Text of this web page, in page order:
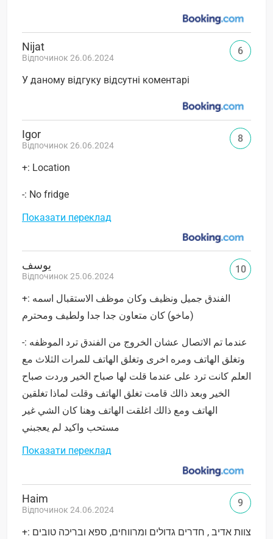
Nijat
Відпочинок 26.06.2024
У даному відгуку відсутні коментарі
6
Igor
Відпочинок 26.06.2024
+: Location
-: No fridge
Показати переклад
8
يوسف
Відпочинок 25.06.2024
+: الفندق جميل ونظيف وكان موظف الاستقبال اسمه
(ماخو) كان متعاون جدا جدا ولطيف ومحترم
-: عندما تم الاتصال عشان الخروج من الفندق ترد الموظفه
وتغلق الهاتف ومره اخرى وتغلق الهاتف للمرات الثلاث مع
العلم كانت ترد على عندما قلت لها صباح الخير وردت صباح
الخير وبعد ذالك قامت تغلق الهاتف وقلت لماذا تغلقين
الهاتف ومع ذالك اغلقت الهاتف وهنا كان الشي غير
مستحب واكيد لم يعجبني
Показати переклад
10
Haim
Відпочинок 24.06.2024
+: צוות אדיב , חדרים גדולים ומרווחים, ספא ובריכה טובים
9